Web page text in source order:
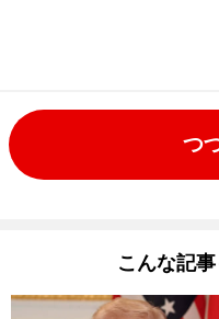
つ
こんな記